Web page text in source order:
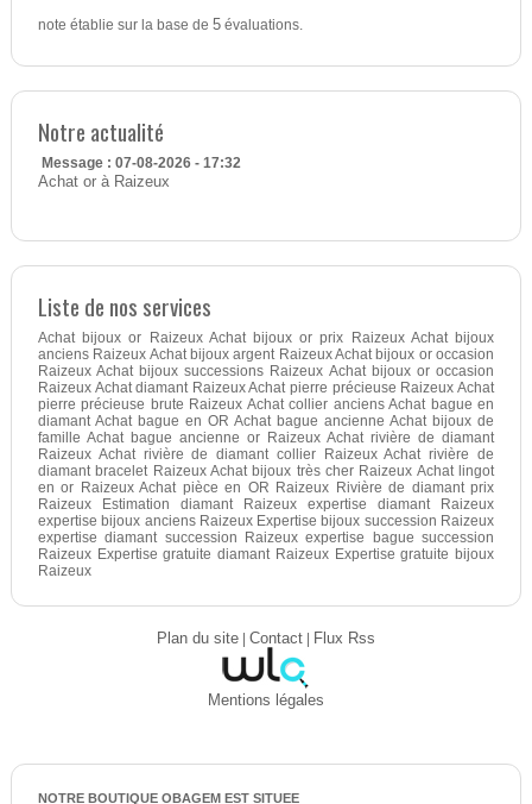
note établie sur la base de 5évaluations.
Notre actualité
Message : 07-08-2026 - 17:32
Achat or à Raizeux
Liste de nos services
Achat bijoux or Raizeux Achat bijoux or prix Raizeux Achat bijoux
anciens Raizeux Achat bijoux argent Raizeux Achat bijoux or occasion
Raizeux Achat bijoux successions Raizeux Achat bijoux or occasion
Raizeux Achat diamant Raizeux Achat pierre précieuse Raizeux Achat
pierre précieuse brute Raizeux Achat collier anciens Achat bague en
diamant Achat bague en OR Achat bague ancienne Achat bijoux de
famille Achat bague ancienne or Raizeux Achat rivière de diamant
Raizeux Achat rivière de diamant collier Raizeux Achat rivière de
diamant bracelet Raizeux Achat bijoux très cher Raizeux Achat lingot
en or Raizeux Achat pièce en OR Raizeux Rivière de diamant prix
Raizeux Estimation diamant Raizeux expertise diamant Raizeux
expertise bijoux anciens Raizeux Expertise bijoux succession Raizeux
expertise diamant succession Raizeux expertise bague succession
Raizeux Expertise gratuite diamant Raizeux Expertise gratuite bijoux
Raizeux
Plan du site| Contact| Flux Rss
Mentions légales
NOTRE BOUTIQUE OBAGEM EST SITUEE